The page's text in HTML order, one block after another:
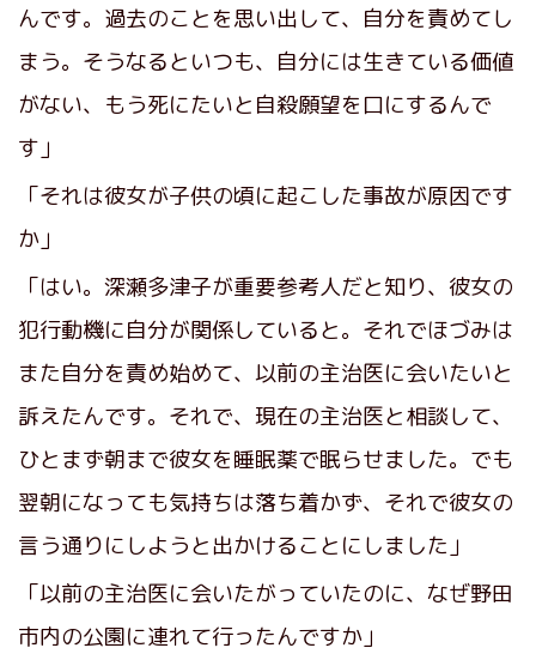
んです。過去のことを思い出して、自分を責めてし
まう。そうなるといつも、自分には生きている価値
がない、もう死にたいと自殺願望を口にするんで
す」
「それは彼女が子供の頃に起こした事故が原因です
か」
「はい。深瀬多津子が重要参考人だと知り、彼女の
犯行動機に自分が関係していると。それでほづみは
また自分を責め始めて、以前の主治医に会いたいと
訴えたんです。それで、現在の主治医と相談して、
ひとまず朝まで彼女を睡眠薬で眠らせました。でも
翌朝になっても気持ちは落ち着かず、それで彼女の
言う通りにしようと出かけることにしました」
「以前の主治医に会いたがっていたのに、なぜ野田
市内の公園に連れて行ったんですか」